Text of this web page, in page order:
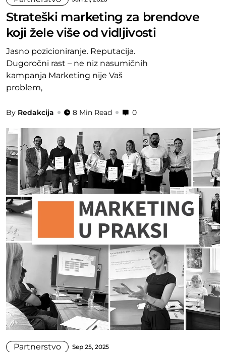
Strateški marketing za brendove
koji žele više od vidljivosti
Jasno pozicioniranje. Reputacija.
Dugoročni rast – ne niz nasumičnih
kampanja Marketing nije Vaš
problem,
By Redakcija 8 Min Read 0
Partnerstvo Sep 25, 2025